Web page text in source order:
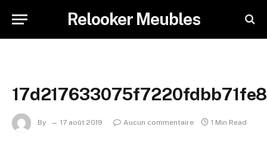
Relooker Meubles
By 17 août 2019 Aucun commentaire 1 Min Read